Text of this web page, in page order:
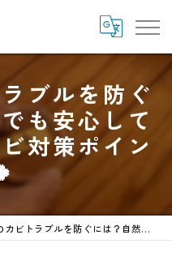
ブルを防ぐ
も安心して
対策ポイン
ルを防ぐには？自然の中でも安心して過ごすためのカビ対策ポイント🍀